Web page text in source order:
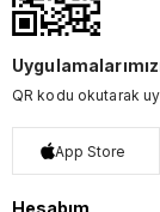
QR kodu okutarak
App Store
Hesabım